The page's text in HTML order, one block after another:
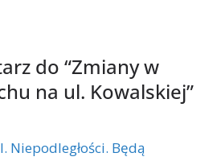
do “Zmiany w
na ul. Kowalskiej”
Niepodległości. Będą